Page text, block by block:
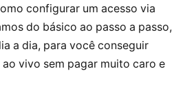
configurar um acesso via
do básico ao passo a passo,
a dia, para você conseguir
ao vivo sem pagar muito caro e